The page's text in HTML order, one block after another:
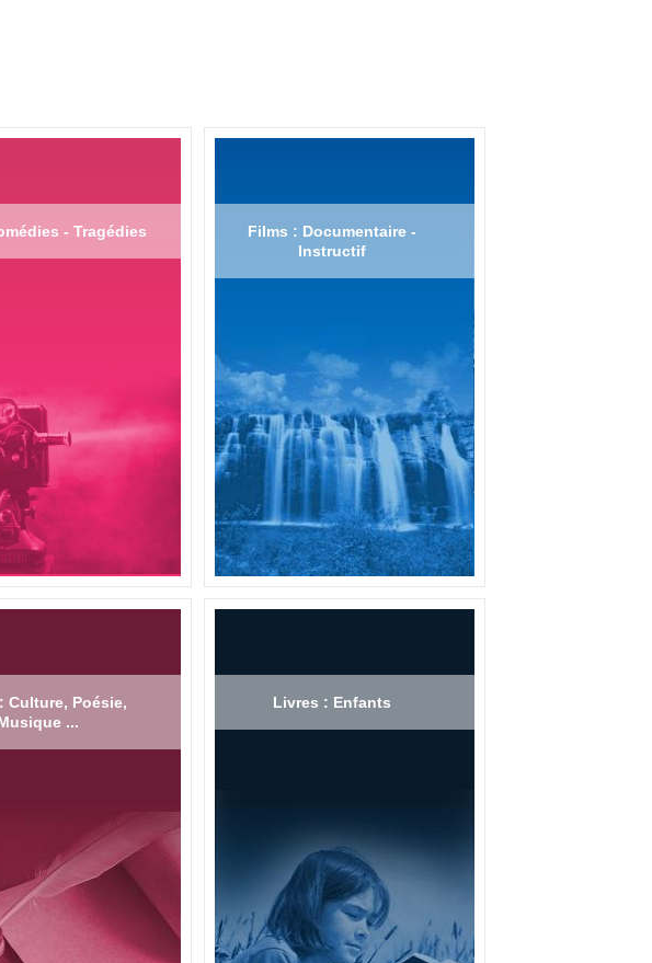
- Tragédies
Films : Documentaire -
Instructif
Culture, Poésie,
...
Livres : Enfants